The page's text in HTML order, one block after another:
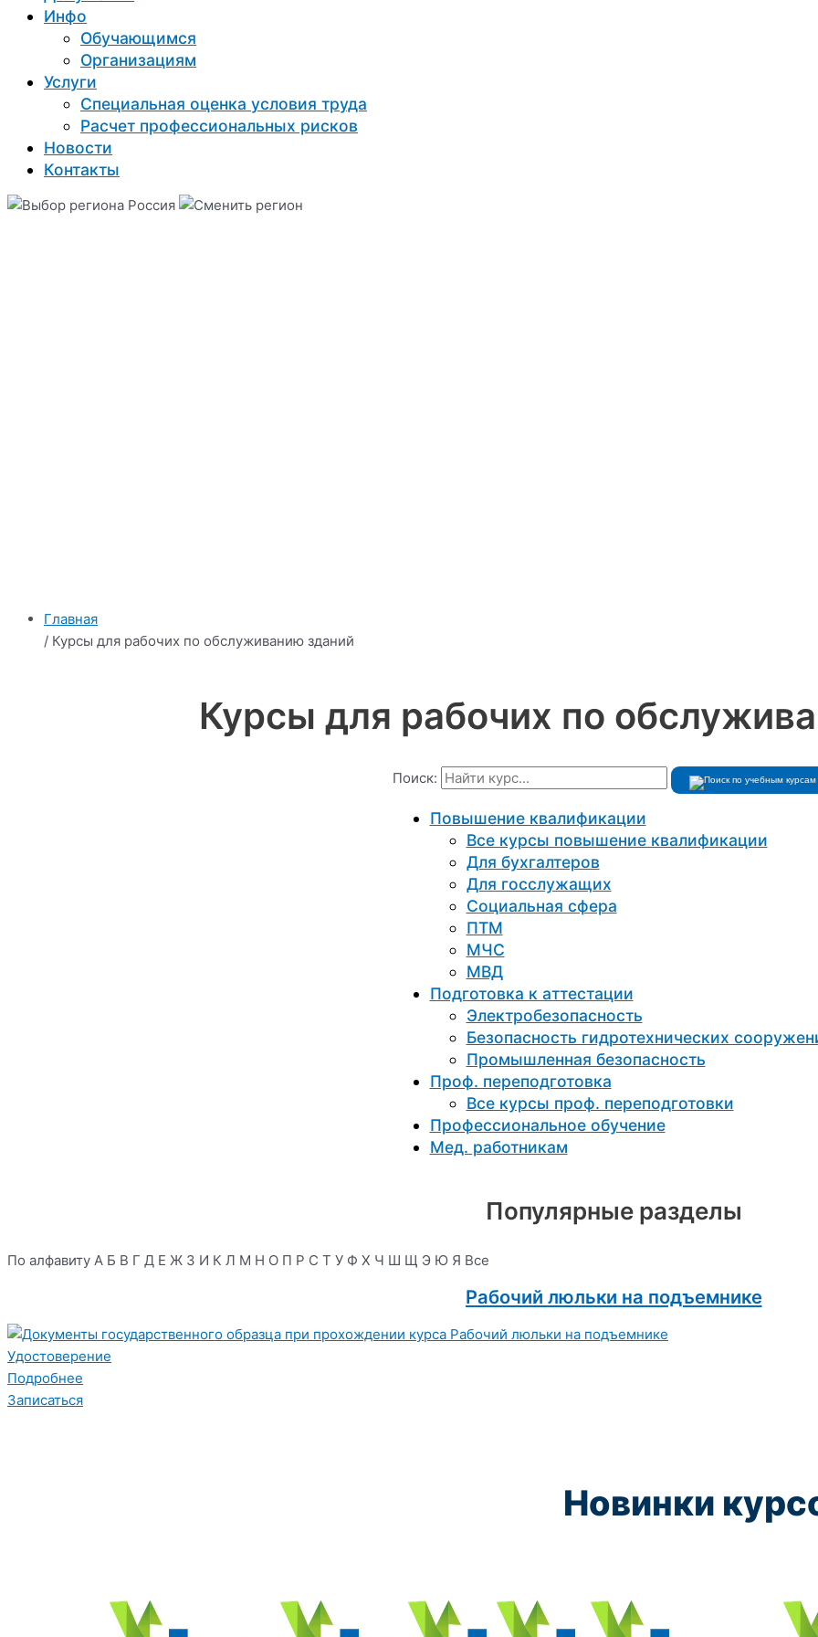
Инфо
Обучающимся
Организациям
Услуги
Специальная оценка условия труда
Расчет профессиональных рисков
Новости
Контакты
Россия
Главная
/ Курсы для рабочих по обслуживанию зданий
Курсы для рабочих по
Поиск:
Повышение квалификации
Все курсы повышение квалификации
Для бухгалтеров
Для госслужащих
Социальная сфера
ПТМ
МЧС
МВД
Подготовка к aттестации
Электробезопасность
Безопасность гидротехнических
Промышленная безопасность
Проф. переподготовка
Все курсы проф. переподготовки
Профессиональное обучение
Мед. работникам
Популярные разделы
По алфавиту А Б В Г Д Е Ж З И К Л М Н О П Р С Т У Ф Х Ч Ш Щ Э Ю Я Все
Рабочий люльки на подъемнике
Удостоверение
Подробнее
Записаться
Новинки
Курс обучения:
Электромеханик по ремонту и обслуживанию
Курс обучения:
Чистильщик металла, отливок, изделий и
Штамповщик-180 часов
Курс